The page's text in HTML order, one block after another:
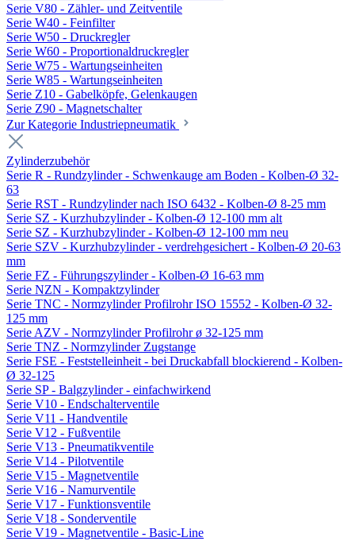
Serie V80 - Zähler- und Zeitventile
Serie W40 - Feinfilter
Serie W50 - Druckregler
Serie W60 - Proportionaldruckregler
Serie W75 - Wartungseinheiten
Serie W85 - Wartungseinheiten
Serie Z10 - Gabelköpfe, Gelenkaugen
Serie Z90 - Magnetschalter
Zur Kategorie Industriepneumatik
Zylinderzubehör
Serie R - Rundzylinder - Schwenkauge am Boden - Kolben-Ø 32-
63
Serie RST - Rundzylinder nach ISO 6432 - Kolben-Ø 8-25 mm
Serie SZ - Kurzhubzylinder - Kolben-Ø 12-100 mm alt
Serie SZ - Kurzhubzylinder - Kolben-Ø 12-100 mm neu
Serie SZV - Kurzhubzylinder - verdrehgesichert - Kolben-Ø 20-63
mm
Serie FZ - Führungszylinder - Kolben-Ø 16-63 mm
Serie NZN - Kompaktzylinder
Serie TNC - Normzylinder Profilrohr ISO 15552 - Kolben-Ø 32-
125 mm
Serie AZV - Normzylinder Profilrohr ø 32-125 mm
Serie TNZ - Normzylinder Zugstange
Serie FSE - Feststelleinheit - bei Druckabfall blockierend - Kolben-
Ø 32-125
Serie SP - Balgzylinder - einfachwirkend
Serie V10 - Endschalterventile
Serie V11 - Handventile
Serie V12 - Fußventile
Serie V13 - Pneumatikventile
Serie V14 - Pilotventile
Serie V15 - Magnetventile
Serie V16 - Namurventile
Serie V17 - Funktionsventile
Serie V18 - Sonderventile
Serie V19 - Magnetventile - Basic-Line